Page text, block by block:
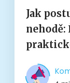
Jak
nehodě: